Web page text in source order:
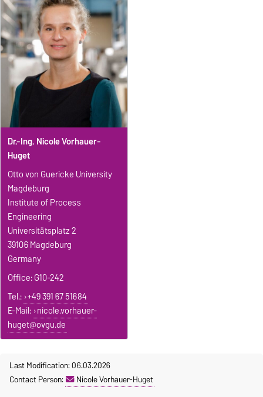
Dr.-Ing. Nicole Vorhauer-
Huget
Otto von Guericke University
Magdeburg
Institute of Process
Engineering
Universitätsplatz 2
39106 Magdeburg
Germany
Office: G10-242
Tel.: +49 391 67 51684
E-Mail: nicole.vorhauer-
huget@ovgu.de
Last Modification: 06.03.2026
Contact Person:
Nicole Vorhauer-Huget